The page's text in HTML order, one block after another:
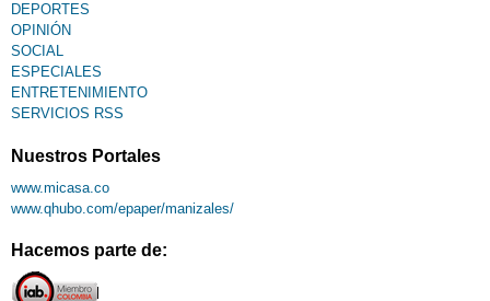
DEPORTES
OPINIÓN
SOCIAL
ESPECIALES
ENTRETENIMIENTO
SERVICIOS RSS
Nuestros Portales
www.micasa.co
www.qhubo.com/epaper/manizales/
Hacemos parte de: